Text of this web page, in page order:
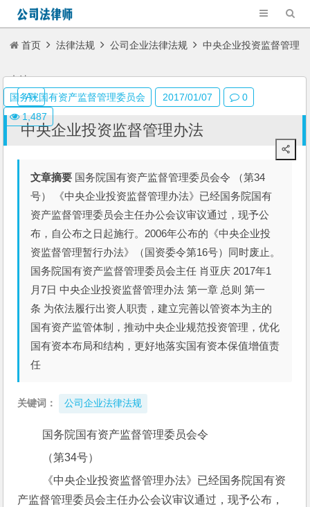
首页 法律法规 公司企业法律法规 中央企业投资监督管理
办法
中央企业投资监督管理办法
文章摘要 国务院国有资产监督管理委员会令 （第34
号） 《中央企业投资监督管理办法》已经国务院国有
资产监督管理委员会主任办公会议审议通过，现予公
布，自公布之日起施行。2006年公布的《中央企业投
资监督管理暂行办法》（国资委令第16号）同时废止。
国务院国有资产监督管理委员会主任 肖亚庆 2017年1
月7日 中央企业投资监督管理办法 第一章 总则 第一
条 为依法履行出资人职责，建立完善以管资本为主的
国有资产监管体制，推动中央企业规范投资管理，优化
国有资本布局和结构，更好地落实国有资本保值增值责
任
关键词： 公司企业法律法规
国务院国有资产监督管理委员会令
（第34号）
产监督管理委员会主任办公会议审议通过，现予公布，
国务院国有资产监督管理委员会 2017/01/07
0
1,487
A+